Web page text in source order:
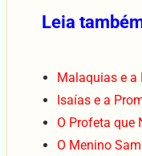
Leia
Malaquias e a
Isaías e a
O Profeta que
O Menino